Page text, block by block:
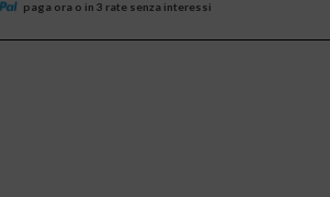
paga ora o in 3 rate senza interessi